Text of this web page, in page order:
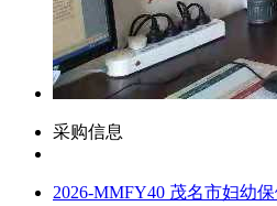
采购信息
2026-MMFY40 茂名市妇幼保